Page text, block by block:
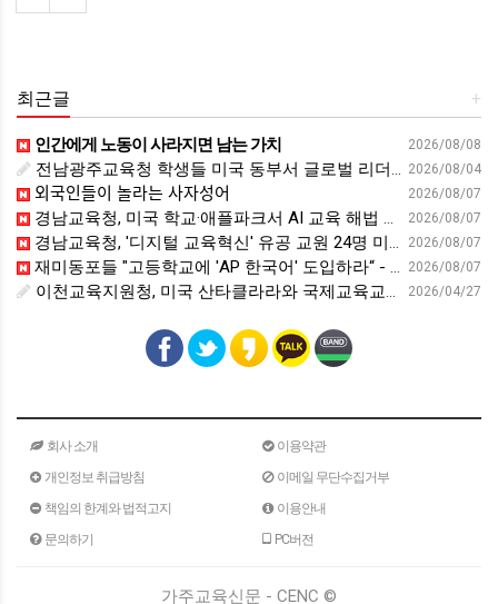
+
최근글
2026/08/08
인간에게 노동이 사라지면 남는 가치
2026/08/04
전남광주교육청 학생들 미국 동부서 글로벌 리더십 체험 - 전남인터넷신문
2026/08/07
외국인들이 놀라는 사자성어
2026/08/07
경남교육청, 미국 학교·애플파크서 AI 교육 해법 찾는다 - 스트레이트뉴스
2026/08/07
경남교육청, '디지털 교육혁신' 유공 교원 24명 미국 연수 - 연합뉴스
2026/08/07
재미동포들 "고등학교에 'AP 한국어' 도입하라“ - 재외동포신문
2026/04/27
이천교육지원청, 미국 산타클라라와 국제교육교류 파트너십 회의 개최:경인투데이뉴스 - 경인투데이뉴스
회사 소개
이용약관
개인정보 취급방침
이메일 무단수집거부
책임의 한계와 법적고지
이용안내
문의하기
PC버전
가주교육신문 - CENC ©